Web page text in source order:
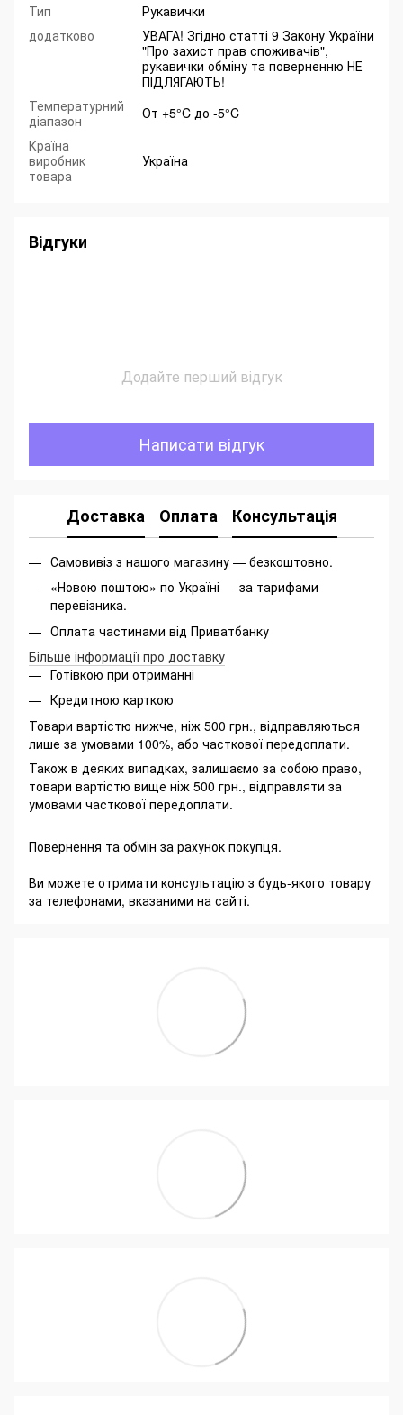
Тип
Рукавички
додатково
УВАГА! Згідно статті 9 Закону України
"Про захист прав споживачів",
рукавички обміну та поверненню НЕ
ПІДЛЯГАЮТЬ!
Температурний
діапазон
От +5°C до -5°C
Країна
виробник
товара
Україна
Відгуки
Додайте перший відгук
Написати відгук
Доставка Оплата Консультація
Самовивіз з нашого магазину — безкоштовно.
«Новою поштою» по Україні — за тарифами
перевізника.
Оплата частинами від Приватбанку
Більше інформації про доставку
Готівкою при отриманні
Кредитною карткою
Товари вартістю нижче, ніж 500 грн., відправляються
лише за умовами 100%, або часткової передоплати.
Також в деяких випадках, залишаємо за собою право,
товари вартістю вище ніж 500 грн., відправляти за
умовами часткової передоплати.
Повернення та обмін за рахунок покупця.
Ви можете отримати консультацію з будь-якого товару
за телефонами, вказаними на сайті.